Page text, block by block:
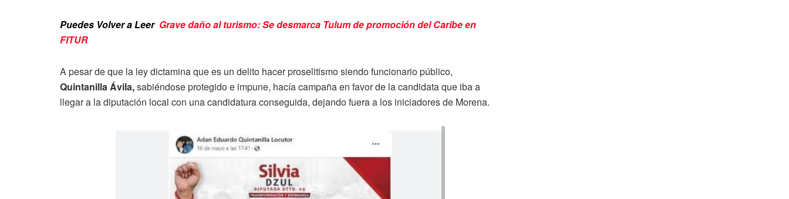
Puedes Volver a Leer Grave daño al turismo: Se desmarca Tulum de promoción del Caribe en
FITUR
A pesar de que la ley dictamina que es un delito hacer proselitismo siendo funcionario público,
Quintanilla Ávila,sabiéndose protegido e impune, hacía campaña en favor de la candidata que iba a
llegar a la diputación local con una candidatura conseguida, dejando fuera a los iniciadores de Morena.